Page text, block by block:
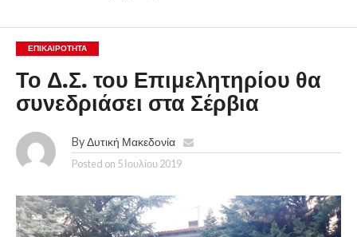
ΕΠΙΚΑΙΡΟΤΗΤΑ
Το Δ.Σ. του Επιμελητηρίου θα
συνεδριάσει στα Σέρβια
By Δυτική Μακεδονία
Posted on 5 Ιουλίου 2019